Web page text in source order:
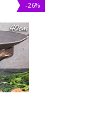
-26%